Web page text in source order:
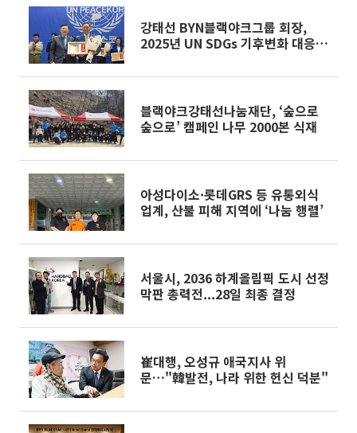
강태선 BYN블랙야크그룹 회장,
2025년 UN SDGs 기후변화 대응
블랙야크강태선나눔재단, ‘숲으로
숲으로’ 캠페인 나무 2000본 식재
아성다이소·롯데GRS 등 유통외식
업계, 산불 피해 지역에 ‘나눔 행렬’
서울시, 2036 하계올림픽 도시 선정
막판 총력전...28일 최종 결정
崔대행, 오성규 애국지사 위
문…"韓발전, 나라 위한 헌신 덕분"